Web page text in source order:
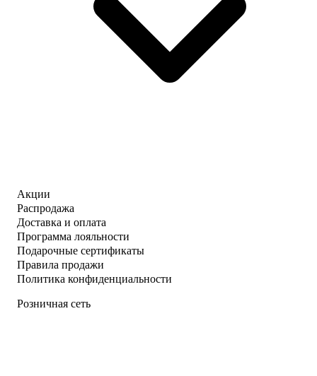
Акции
Распродажа
Доставка и оплата
Программа лояльности
Подарочные сертификаты
Правила продажи
Политика конфиденциальности
Розничная сеть